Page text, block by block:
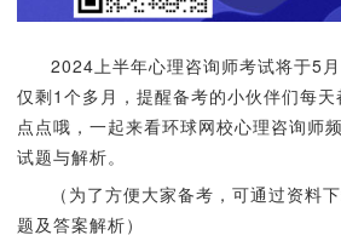
2024上半年心理咨询师考试将于5
仅剩1个多月，提醒备考的小伙伴们每
点点哦，一起来看环球网校心理咨询师
试题与解析。
（为了方便大家备考，可通过资料
题及答案解析）